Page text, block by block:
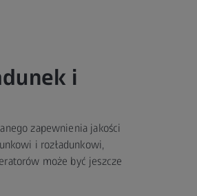
i
zapewnienia jakości
i rozładunkowi,
może być jeszcze